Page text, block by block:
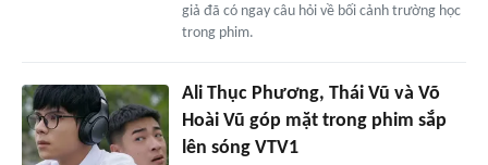
giả đã có ngay câu hỏi về bối cảnh trường học
trong phim.
Ali Thục Phương, Thái Vũ và Võ
Hoài Vũ góp mặt trong phim sắp
lên sóng VTV1